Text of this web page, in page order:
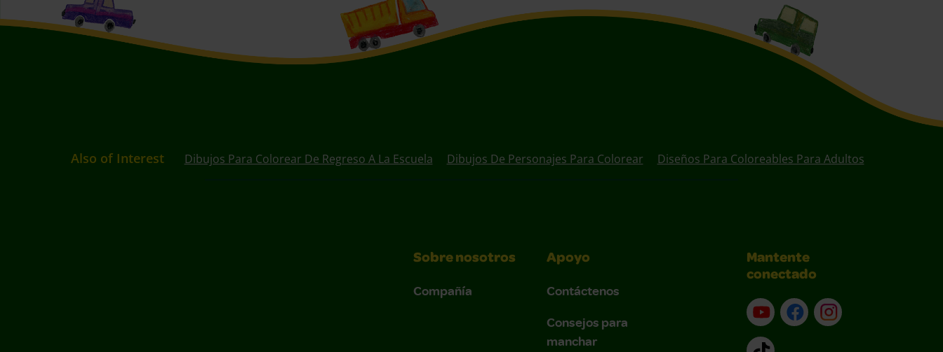
Also of Interest Dibujos Para Colorear De Regreso A La Escuela Dibujos De Personajes Para Colorear Diseños Para Coloreables Para Adultos
Sobre nosotros
Compañía
Apoyo
Contáctenos
Consejos para
manchar
Mantente
conectado
YouTube (en inglés)
Facebook (en inglés)
Instagram (en
TikTok